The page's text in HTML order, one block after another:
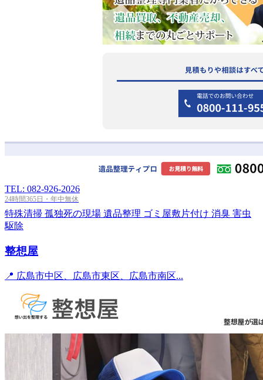
TEL: 082-926-2026
24時間365日・年中無休
特殊清掃 孤独死の現場 遺品整理 ゴミ屋敷片付け 消臭 害虫
駆除
整想屋
📍 広島市中区、広島市東区、広島市南区...